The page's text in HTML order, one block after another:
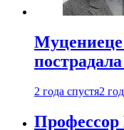
2 года спустя2
Профессор